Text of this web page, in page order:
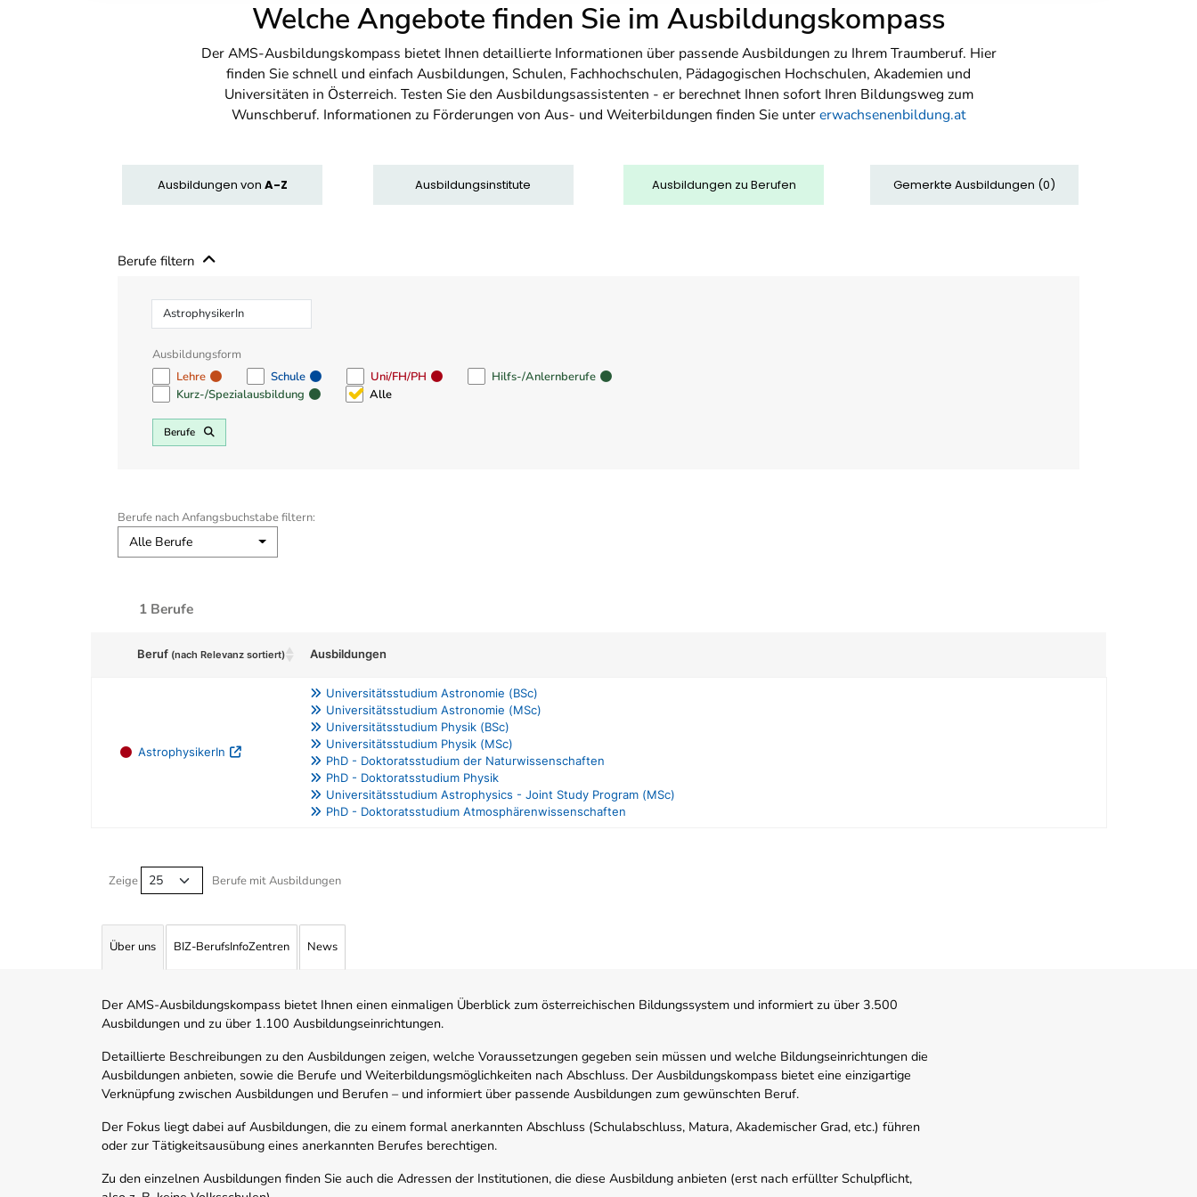
Welche Angebote finden Sie im Ausbildungskompass
Der AMS-Ausbildungskompass bietet Ihnen detaillierte Informationen über passende Ausbildungen zu Ihrem Traumberuf. Hier
finden Sie schnell und einfach Ausbildungen, Schulen, Fachhochschulen, Pädagogischen Hochschulen, Akademien und
Universitäten in Österreich. Testen Sie den Ausbildungsassistenten - er berechnet Ihnen sofort Ihren Bildungsweg zum
Wunschberuf. Informationen zu Förderungen von Aus- und Weiterbildungen finden Sie untererwachsenenbildung.at
Ausbildungen von A-Z Ausbildungsinstitute Ausbildungen zu Berufen Gemerkte Ausbildungen (0)
Berufe filtern
Beruf
Ausbildungsform
Lehre
Schule Uni/FH/PH
Hilfs-/Anlernberufe
Kurz-/Spezialausbildung
Alle
Berufe
Berufe nach Anfangsbuchstabe filtern:
Alle Berufe
1 Berufe
Beruf (nach Relevanz sortiert) Ausbildungen
AstrophysikerIn
Universitätsstudium Astronomie (BSc)
Universitätsstudium Astronomie (MSc)
Universitätsstudium Physik (BSc)
Universitätsstudium Physik (MSc)
PhD - Doktoratsstudium der Naturwissenschaften
PhD - Doktoratsstudium Physik
Universitätsstudium Astrophysics - Joint Study Program (MSc)
PhD - Doktoratsstudium Atmosphärenwissenschaften
Zeige Berufe mit Ausbildungen
Über uns BIZ-BerufsInfoZentren News
Der AMS-Ausbildungskompass bietet Ihnen einen einmaligen Überblick zum österreichischen Bildungssystem und informiert zu über 3.500
Ausbildungen und zu über 1.100 Ausbildungseinrichtungen.
Detaillierte Beschreibungen zu den Ausbildungen zeigen, welche Voraussetzungen gegeben sein müssen und welche Bildungseinrichtungen die
Ausbildungen anbieten, sowie die Berufe und Weiterbildungsmöglichkeiten nach Abschluss. Der Ausbildungskompass bietet eine einzigartige
Verknüpfung zwischen Ausbildungen und Berufen – und informiert über passende Ausbildungen zum gewünschten Beruf.
Der Fokus liegt dabei auf Ausbildungen, die zu einem formal anerkannten Abschluss (Schulabschluss, Matura, Akademischer Grad, etc.) führen
oder zur Tätigkeitsausübung eines anerkannten Berufes berechtigen.
Zu den einzelnen Ausbildungen finden Sie auch die Adressen der Institutionen, die diese Ausbildung anbieten (erst nach erfüllter Schulpflicht,